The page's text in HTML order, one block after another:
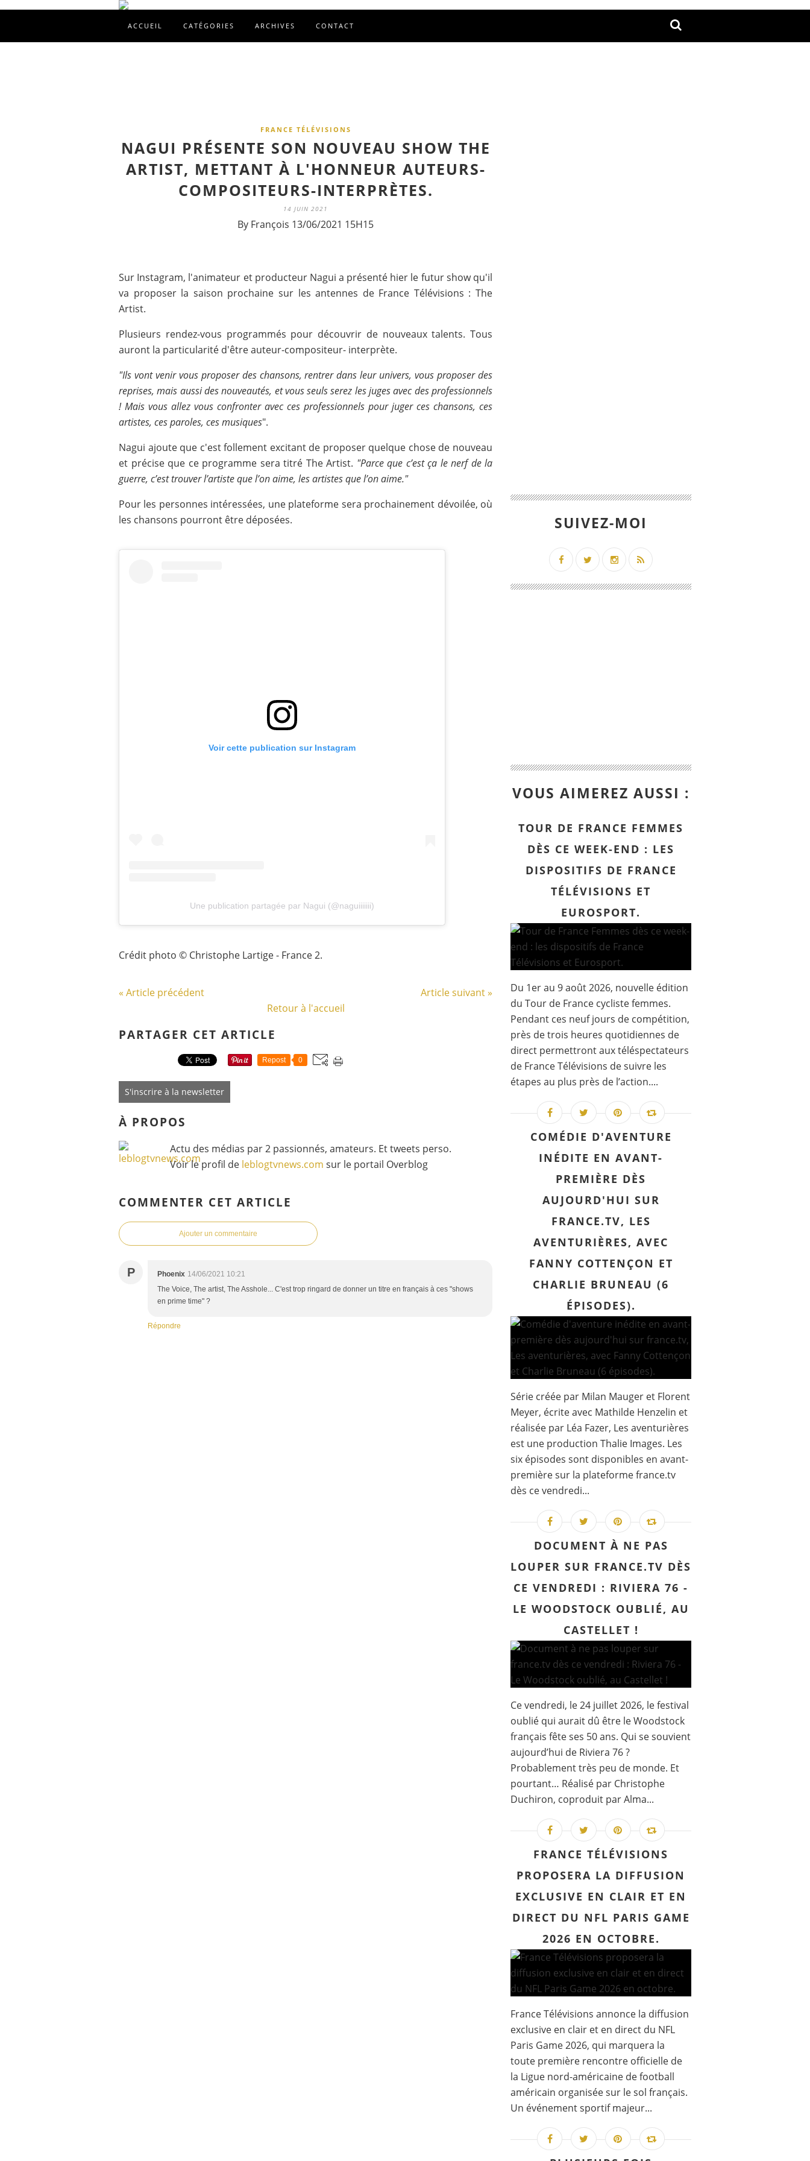
ACCUEIL CATÉGORIES ARCHIVES CONTACT
FRANCE TÉLÉVISIONS
NAGUI PRÉSENTE SON NOUVEAU SHOW THE
ARTIST, METTANT À L'HONNEUR AUTEURS-
COMPOSITEURS-INTERPRÈTES.
14 JUIN 2021
By François 13/06/2021 15H15
Sur Instagram, l'animateur et producteur Nagui a présenté hier le futur show qu'il
va proposer la saison prochaine sur les antennes de France Télévisions : The
Artist.
Plusieurs rendez-vous programmés pour découvrir de nouveaux talents. Tous
auront la particularité d'être auteur-compositeur- interprète.
"Ils vont venir vous proposer des chansons, rentrer dans leur univers, vous proposer des
reprises, mais aussi des nouveautés, et vous seuls serez les juges avec des professionnels
! Mais vous allez vous confronter avec ces professionnels pour juger ces chansons, ces
artistes, ces paroles, ces musiques".
Nagui ajoute que c'est follement excitant de proposer quelque chose de nouveau
et précise que ce programme sera titré The Artist. "Parce que c’est ça le nerf de la
guerre, c’est trouver l’artiste que l’on aime, les artistes que l’on aime."
Pour les personnes intéressées, une plateforme sera prochainement dévoilée, où
les chansons pourront être déposées.
Voir cette publication sur Instagram
Une publication partagée par Nagui (@naguiiiiiii)
Crédit photo © Christophe Lartige - France 2.
« Article précédent
Article suivant »
Retour à l'accueil
PARTAGER CET ARTICLE
Repost 0
S'inscrire à la newsletter
À PROPOS
Actu des médias par 2 passionnés, amateurs. Et tweets perso.
Voir le profil de leblogtvnews.com sur le portail Overblog
COMMENTER CET ARTICLE
Ajouter un commentaire
P Phoenix 14/06/2021 10:21
The Voice, The artist, The Asshole... C'est trop ringard de donner un titre en français à ces "shows
en prime time" ?
Répondre
SUIVEZ-MOI
VOUS AIMEREZ AUSSI :
TOUR DE FRANCE FEMMES
DÈS CE WEEK-END : LES
DISPOSITIFS DE FRANCE
TÉLÉVISIONS ET
EUROSPORT.
Du 1er au 9 août 2026, nouvelle édition
du Tour de France cycliste femmes.
Pendant ces neuf jours de compétition,
près de trois heures quotidiennes de
direct permettront aux téléspectateurs
de France Télévisions de suivre les
étapes au plus près de l’action....
COMÉDIE D'AVENTURE
INÉDITE EN AVANT-
PREMIÈRE DÈS
AUJOURD'HUI SUR
FRANCE.TV, LES
AVENTURIÈRES, AVEC
FANNY COTTENÇON ET
CHARLIE BRUNEAU (6
ÉPISODES).
Série créée par Milan Mauger et Florent
Meyer, écrite avec Mathilde Henzelin et
réalisée par Léa Fazer, Les aventurières
est une production Thalie Images. Les
six épisodes sont disponibles en avant-
première sur la plateforme france.tv
dès ce vendredi...
DOCUMENT À NE PAS
LOUPER SUR FRANCE.TV DÈS
CE VENDREDI : RIVIERA 76 -
LE WOODSTOCK OUBLIÉ, AU
CASTELLET !
Ce vendredi, le 24 juillet 2026, le festival
oublié qui aurait dû être le Woodstock
français fête ses 50 ans. Qui se souvient
aujourd’hui de Riviera 76 ?
Probablement très peu de monde. Et
pourtant… Réalisé par Christophe
Duchiron, coproduit par Alma...
FRANCE TÉLÉVISIONS
PROPOSERA LA DIFFUSION
EXCLUSIVE EN CLAIR ET EN
DIRECT DU NFL PARIS GAME
2026 EN OCTOBRE.
France Télévisions annonce la diffusion
exclusive en clair et en direct du NFL
Paris Game 2026, qui marquera la
toute première rencontre officielle de
la Ligue nord-américaine de football
américain organisée sur le sol français.
Un événement sportif majeur...